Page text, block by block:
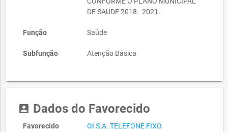
DE SAUDE 2018 - 2021.
Função Saúde
Subfunção Atenção Básica
account_box Dados do Favorecido
Favorecido OI S.A. TELEFONE FIXO